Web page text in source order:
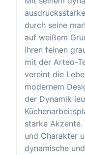
durch seine
auf weißem
ihren feinen
mit der Arteo-
vereint die
modernem
der Dynamik
starke Akzente.
und Charakter
dynamische